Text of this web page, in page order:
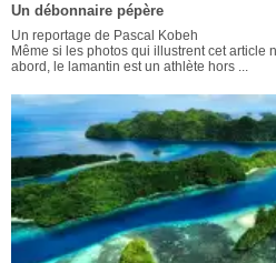
Un débonnaire pépère
Un reportage de Pascal Kobeh
Même si les photos qui illustrent cet article
abord, le lamantin est un athlète hors ...